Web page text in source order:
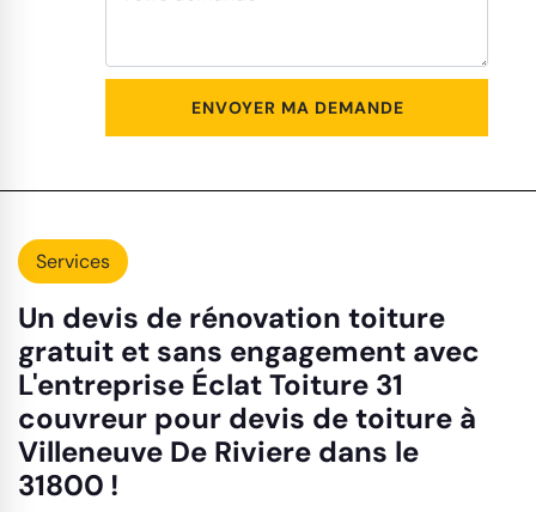
Services
Un devis de rénovation toiture
gratuit et sans engagement avec
L'entreprise Éclat Toiture 31
couvreur pour devis de toiture à
Villeneuve De Riviere dans le
31800 !